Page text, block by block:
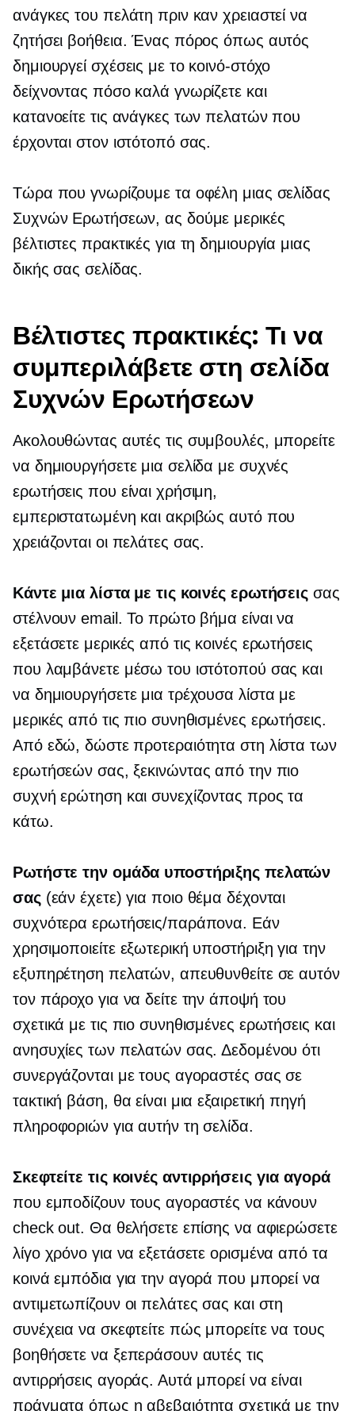
ανάγκες του πελάτη πριν καν χρειαστεί να
ζητήσει βοήθεια. Ένας πόρος όπως αυτός
δημιουργεί σχέσεις με το κοινό-στόχο
δείχνοντας πόσο καλά γνωρίζετε και
κατανοείτε τις ανάγκες των πελατών που
έρχονται στον ιστότοπό σας.
Τώρα που γνωρίζουμε τα οφέλη μιας σελίδας
Συχνών Ερωτήσεων, ας δούμε μερικές
βέλτιστες πρακτικές για τη δημιουργία μιας
δικής σας σελίδας.
Βέλτιστες πρακτικές: Τι να
συμπεριλάβετε στη σελίδα
Συχνών Ερωτήσεων
Ακολουθώντας αυτές τις συμβουλές, μπορείτε
να δημιουργήσετε μια σελίδα με συχνές
ερωτήσεις που είναι χρήσιμη,
εμπεριστατωμένη και ακριβώς αυτό που
χρειάζονται οι πελάτες σας.
Κάντε μια λίστα με τις κοινές ερωτήσεις σας
στέλνουν email. Το πρώτο βήμα είναι να
εξετάσετε μερικές από τις κοινές ερωτήσεις
που λαμβάνετε μέσω του ιστότοπού σας και
να δημιουργήσετε μια τρέχουσα λίστα με
μερικές από τις πιο συνηθισμένες ερωτήσεις.
Από εδώ, δώστε προτεραιότητα στη λίστα των
ερωτήσεών σας, ξεκινώντας από την πιο
συχνή ερώτηση και συνεχίζοντας προς τα
κάτω.
Ρωτήστε την ομάδα υποστήριξης πελατών
σας (εάν έχετε) για ποιο θέμα δέχονται
συχνότερα ερωτήσεις/παράπονα. Εάν
χρησιμοποιείτε εξωτερική υποστήριξη για την
εξυπηρέτηση πελατών, απευθυνθείτε σε αυτόν
τον πάροχο για να δείτε την άποψή του
σχετικά με τις πιο συνηθισμένες ερωτήσεις και
ανησυχίες των πελατών σας. Δεδομένου ότι
συνεργάζονται με τους αγοραστές σας σε
τακτική βάση, θα είναι μια εξαιρετική πηγή
πληροφοριών για αυτήν τη σελίδα.
Σκεφτείτε τις κοινές αντιρρήσεις για αγορά
που εμποδίζουν τους αγοραστές να κάνουν
check out. Θα θελήσετε επίσης να αφιερώσετε
λίγο χρόνο για να εξετάσετε ορισμένα από τα
κοινά εμπόδια για την αγορά που μπορεί να
αντιμετωπίζουν οι πελάτες σας και στη
συνέχεια να σκεφτείτε πώς μπορείτε να τους
βοηθήσετε να ξεπεράσουν αυτές τις
αντιρρήσεις αγοράς. Αυτά μπορεί να είναι
πράγματα όπως η αβεβαιότητα σχετικά με την